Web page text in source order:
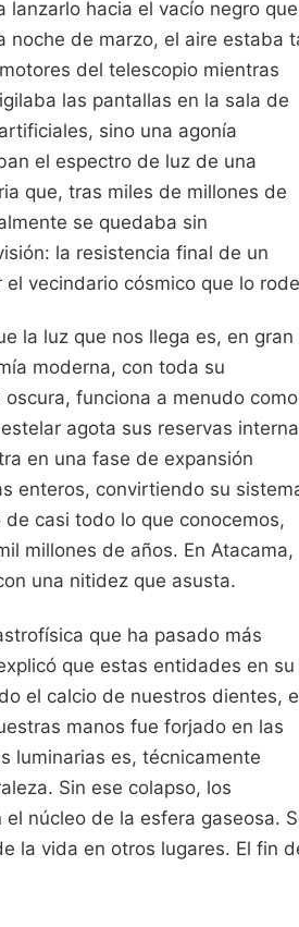
hacia el vacío negro que
noche de marzo, el aire estaba
del telescopio mientras
las pantallas en la sala de
sino una agonía
el espectro de luz de una
que, tras miles de millones de
se quedaba sin
la resistencia final de un
vecindario cósmico que lo
la luz que nos llega es, en gran
moderna, con toda su
funciona a menudo como
agota sus reservas
en una fase de expansión
enteros, convirtiendo su
casi todo lo que conocemos,
millones de años. En Atacama,
una nitidez que asusta.
que ha pasado más
que estas entidades en su
el calcio de nuestros dientes,
manos fue forjado en las
luminarias es, técnicamente
Sin ese colapso, los
núcleo de la esfera gaseosa.
la vida en otros lugares. El fin